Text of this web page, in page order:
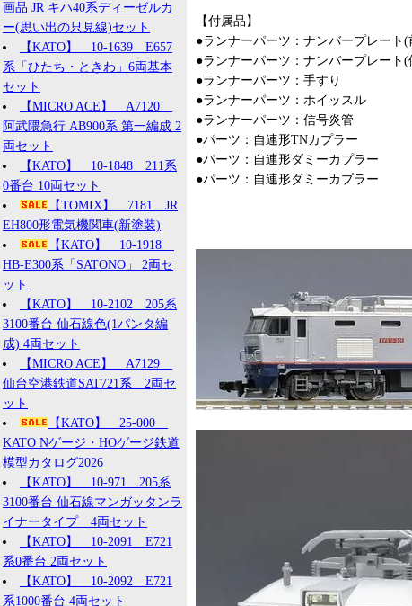
画品 JR キハ40系ディーゼルカ
ー(思い出の只見線)セット
【KATO】 10-1639 E657
系「ひたち・ときわ」6両基本
セット
【MICRO ACE】 A7120
阿武隈急行 AB900系 第一編成 2
両セット
【KATO】 10-1848 211系
0番台 10両セット
【TOMIX】 7181 JR
EH800形電気機関車(新塗装)
【KATO】 10-1918
HB-E300系「SATONO」 2両セ
ット
【KATO】 10-2102 205系
3100番台 仙石線色(1パンタ編
成) 4両セット
【MICRO ACE】 A7129
仙台空港鉄道SAT721系 2両セ
ット
【KATO】 25-000
KATO Nゲージ・HOゲージ鉄道
模型カタログ2026
【KATO】 10-971 205系
3100番台 仙石線マンガッタンラ
イナータイプ 4両セット
【KATO】 10-2091 E721
系0番台 2両セット
【KATO】 10-2092 E721
系1000番台 4両セット
【付属品】
●ランナーパーツ：ナンバープレート(
●ランナーパーツ：ナンバープレート(
●ランナーパーツ：手すり
●ランナーパーツ：ホイッスル
●ランナーパーツ：信号炎管
●パーツ：自連形TNカプラー
●パーツ：自連形ダミーカプラー
●パーツ：自連形ダミーカプラー